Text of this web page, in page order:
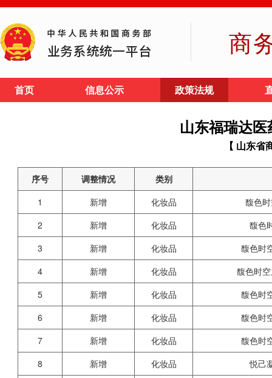
商
首页 信息公示 政策法规
山东福瑞达
【 山东省
序号 调整情况
类别
1
新增 化妆品
馥色
2
新增 化妆品
馥色
3
新增 化妆品
馥色时
4
新增 化妆品
馥色时
5
新增 化妆品
馥色时
6
新增 化妆品
馥色时
7
新增 化妆品
馥色时
8
新增 化妆品
悦己